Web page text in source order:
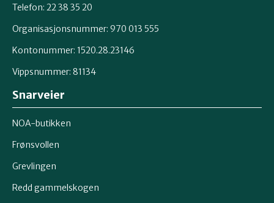
Telefon: 22 38 35 20
Organisasjonsnummer: 970 013 555
Kontonummer: 1520.28.23146
Vippsnummer: 81134
Snarveier
NOA-butikken
Frønsvollen
Grevlingen
Redd gammelskogen